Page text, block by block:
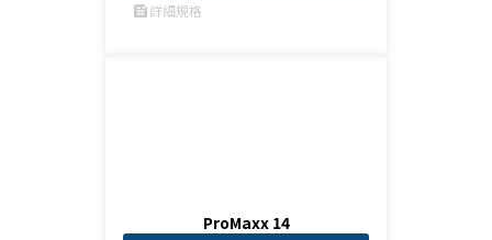
feed詳細規格
ProMaxx 14